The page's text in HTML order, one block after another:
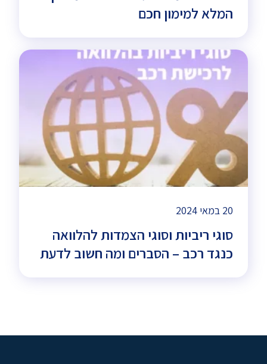
המלא למימון חכם
סוגי ריביות וסוגי הצמדות להלוואה
כנגד רכב – הסברים ומה חשוב לדעת
20 במאי 2024